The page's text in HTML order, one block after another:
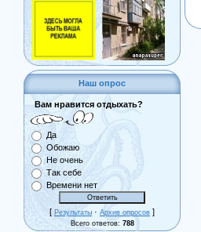
Наш опрос
Вам нравится отдыхать?
Да
Обожаю
Не очень
Так себе
Времени нет
[ Результаты · Архив опросов ]
Всего ответов: 788